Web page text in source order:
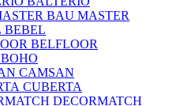
BAU MASTER
BEBEL
BELFLOOR
BOHO
CAMSAN
CUBERTA
DECORMATCH